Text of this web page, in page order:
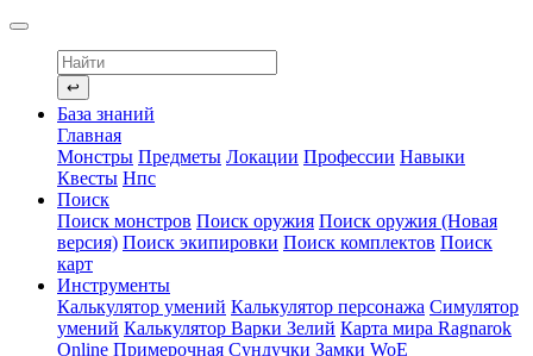
↩
База знаний
Главная
Монстры Предметы Локации Профессии Навыки
Квесты Нпс
Поиск
Поиск монстров Поиск оружия Поиск оружия (Новая
версия) Поиск экипировки Поиск комплектов Поиск
карт
Инструменты
Калькулятор умений Калькулятор персонажа Симулятор
умений Калькулятор Варки Зелий Карта мира Ragnarok
Online Примерочная Сундучки Замки WoE